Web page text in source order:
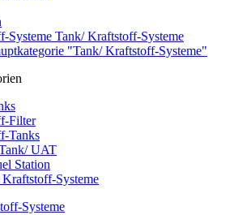
Systeme Tank/ Kraftstoff-Systeme
"Tank/ Kraftstoff-Systeme"
Filter
Tanks
UAT
Station
Systeme